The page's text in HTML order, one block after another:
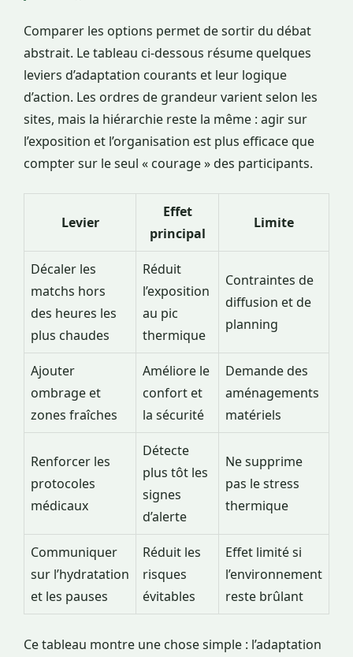
Comparer les options permet de sortir du débat
abstrait. Le tableau ci-dessous résume quelques
leviers d’adaptation courants et leur logique
d’action. Les ordres de grandeur varient selon les
sites, mais la hiérarchie reste la même : agir sur
l’exposition et l’organisation est plus efficace que
compter sur le seul « courage » des participants.
Levier
Effet
principal
Limite
Décaler les
matchs hors
des heures les
plus chaudes
Réduit
l’exposition
au pic
thermique
Contraintes de
diffusion et de
planning
Ajouter
ombrage et
zones fraîches
Améliore le
confort et
la sécurité
Demande des
aménagements
matériels
Renforcer les
protocoles
médicaux
Détecte
plus tôt les
signes
d’alerte
Ne supprime
pas le stress
thermique
Communiquer
sur l’hydratation
et les pauses
Réduit les
risques
évitables
Effet limité si
l’environnement
reste brûlant
Ce tableau montre une chose simple : l’adaptation